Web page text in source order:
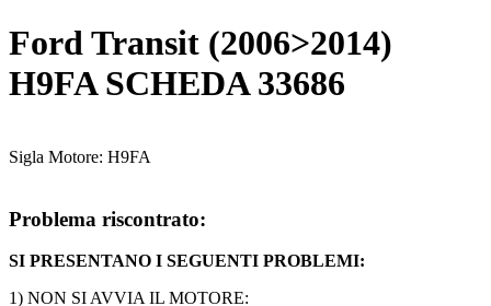
Ford Transit (2006>2014)
H9FA SCHEDA 33686
Sigla Motore: H9FA
Problema riscontrato:
SI PRESENTANO I SEGUENTI PROBLEMI:
1) NON SI AVVIA IL MOTORE: